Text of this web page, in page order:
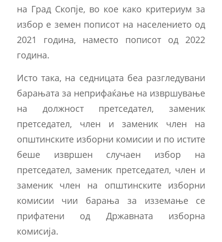
на Град Скопје, во кое како критериум за
избор е земен пописот на населението од
2021 година, наместо пописот од 2022
година.
Исто така, на седницата беа разгледувани
барањата за неприфаќање на извршување
на должност претседател, заменик
претседател, член и заменик член на
општинските изборни комисии и по истите
беше извршен случаен избор на
претседател, заменик претседател, член и
заменик член на општинските изборни
комисии чии барања за изземање се
прифатени од Државната изборна
комисија.